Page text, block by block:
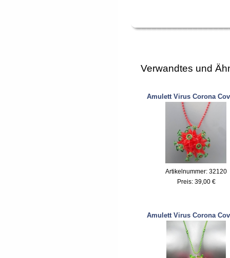
Verwandtes und
Amulett Virus Corona
Artikelnummer: 32120
Preis: 39,00 €
Amulett Virus Corona